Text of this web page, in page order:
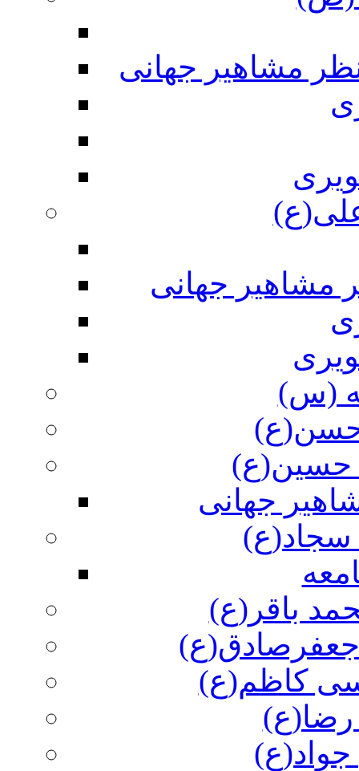
مشاهیر جهانی
مشاهیر جهانی
(س)
حسن(ع)
حسین(ع)
جهانی
سجاد(ع)
باقر(ع)
جعفرصادق(ع)
کاظم(ع)